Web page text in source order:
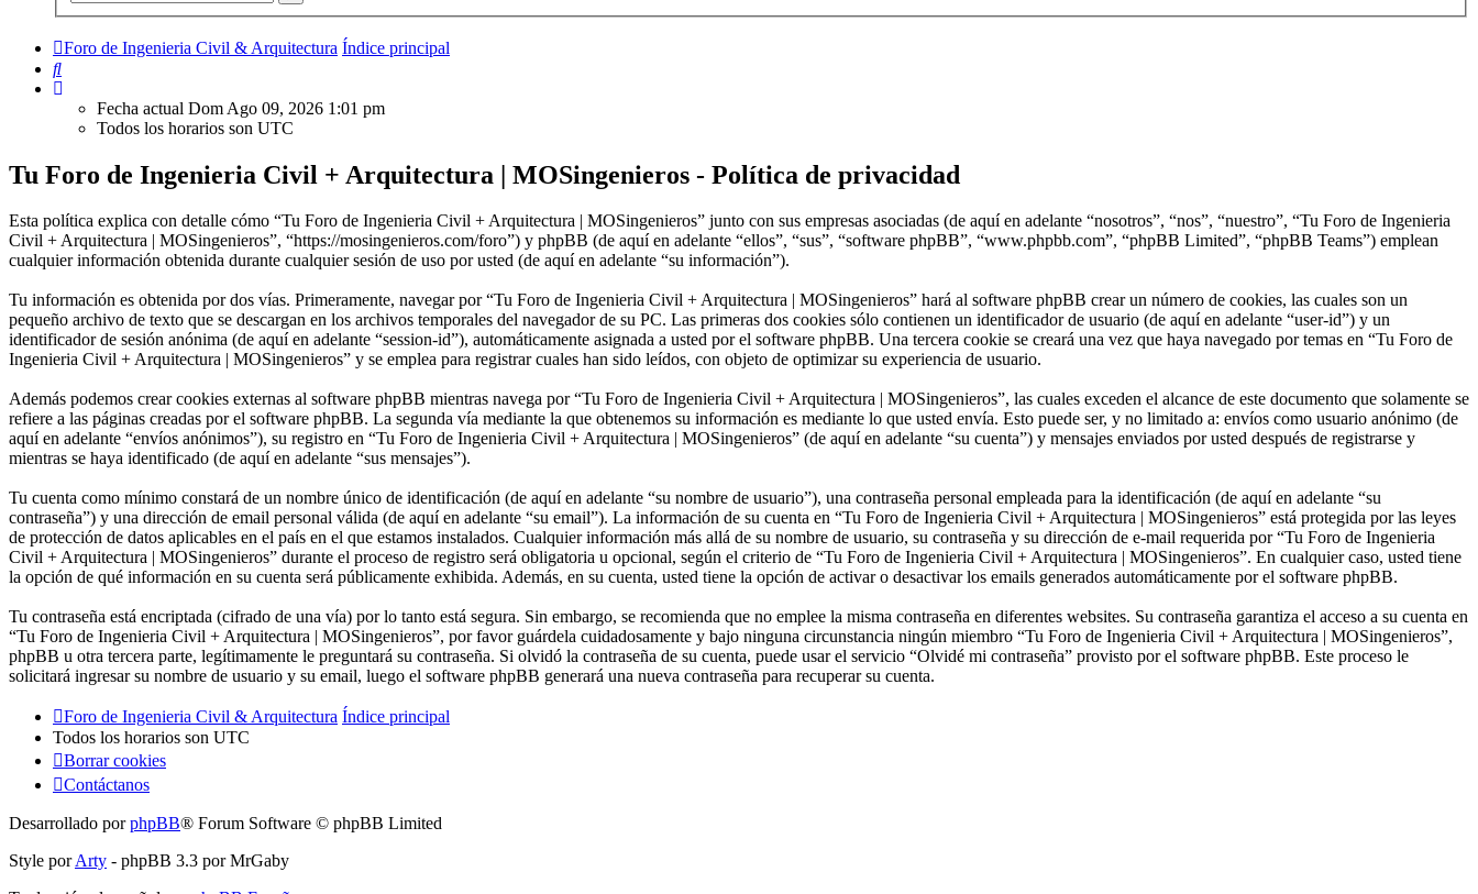
Foro de Ingenieria Civil & Arquitectura Índice principal
Buscar
Fecha actual Dom Ago 09, 2026 1:01 pm
Todos los horarios son UTC
Tu Foro de Ingenieria Civil + Arquitectura | MOSingenieros - Política de privacidad
Esta política explica con detalle cómo “Tu Foro de Ingenieria Civil + Arquitectura | MOSingenieros” junto con sus empresas asociadas (de aquí en adelante “nosotros”, “nos”, “nuestro”, “Tu Foro de Ingenieria
Civil + Arquitectura | MOSingenieros”, “https://mosingenieros.com/foro”) y phpBB (de aquí en adelante “ellos”, “sus”, “software phpBB”, “www.phpbb.com”, “phpBB Limited”, “phpBB Teams”) emplean
cualquier información obtenida durante cualquier sesión de uso por usted (de aquí en adelante “su información”).
Tu información es obtenida por dos vías. Primeramente, navegar por “Tu Foro de Ingenieria Civil + Arquitectura | MOSingenieros” hará al software phpBB crear un número de cookies, las cuales son un
pequeño archivo de texto que se descargan en los archivos temporales del navegador de su PC. Las primeras dos cookies sólo contienen un identificador de usuario (de aquí en adelante “user-id”) y un
identificador de sesión anónima (de aquí en adelante “session-id”), automáticamente asignada a usted por el software phpBB. Una tercera cookie se creará una vez que haya navegado por temas en “Tu Foro de
Ingenieria Civil + Arquitectura | MOSingenieros” y se emplea para registrar cuales han sido leídos, con objeto de optimizar su experiencia de usuario.
Además podemos crear cookies externas al software phpBB mientras navega por “Tu Foro de Ingenieria Civil + Arquitectura | MOSingenieros”, las cuales exceden el alcance de este documento que solamente se
refiere a las páginas creadas por el software phpBB. La segunda vía mediante la que obtenemos su información es mediante lo que usted envía. Esto puede ser, y no limitado a: envíos como usuario anónimo (de
aquí en adelante “envíos anónimos”), su registro en “Tu Foro de Ingenieria Civil + Arquitectura | MOSingenieros” (de aquí en adelante “su cuenta”) y mensajes enviados por usted después de registrarse y
mientras se haya identificado (de aquí en adelante “sus mensajes”).
Tu cuenta como mínimo constará de un nombre único de identificación (de aquí en adelante “su nombre de usuario”), una contraseña personal empleada para la identificación (de aquí en adelante “su
contraseña”) y una dirección de email personal válida (de aquí en adelante “su email”). La información de su cuenta en “Tu Foro de Ingenieria Civil + Arquitectura | MOSingenieros” está protegida por las leyes
de protección de datos aplicables en el país en el que estamos instalados. Cualquier información más allá de su nombre de usuario, su contraseña y su dirección de e-mail requerida por “Tu Foro de Ingenieria
Civil + Arquitectura | MOSingenieros” durante el proceso de registro será obligatoria u opcional, según el criterio de “Tu Foro de Ingenieria Civil + Arquitectura | MOSingenieros”. En cualquier caso, usted tiene
la opción de qué información en su cuenta será públicamente exhibida. Además, en su cuenta, usted tiene la opción de activar o desactivar los emails generados automáticamente por el software phpBB.
Tu contraseña está encriptada (cifrado de una vía) por lo tanto está segura. Sin embargo, se recomienda que no emplee la misma contraseña en diferentes websites. Su contraseña garantiza el acceso a su cuenta en
“Tu Foro de Ingenieria Civil + Arquitectura | MOSingenieros”, por favor guárdela cuidadosamente y bajo ninguna circunstancia ningún miembro “Tu Foro de Ingenieria Civil + Arquitectura | MOSingenieros”,
phpBB u otra tercera parte, legítimamente le preguntará su contraseña. Si olvidó la contraseña de su cuenta, puede usar el servicio “Olvidé mi contraseña” provisto por el software phpBB. Este proceso le
solicitará ingresar su nombre de usuario y su email, luego el software phpBB generará una nueva contraseña para recuperar su cuenta.
Foro de Ingenieria Civil & Arquitectura Índice principal
Todos los horarios son UTC
Borrar cookies
Contáctanos
Desarrollado porphpBB® Forum Software © phpBB Limited
Style porArty - phpBB 3.3 por MrGaby